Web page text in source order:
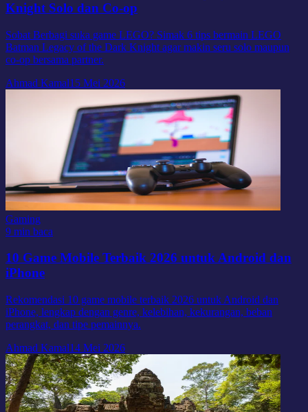
Knight Solo dan Co-op
Sobat Berbagi suka game LEGO? Simak 6 tips bermain LEGO
Batman Legacy of the Dark Knight agar makin seru solo maupun
co-op bersama partner.
Ahmad Kamal15 Mei 2026
Gaming
9 min baca
10 Game Mobile Terbaik 2026 untuk Android dan
iPhone
Rekomendasi 10 game mobile terbaik 2026 untuk Android dan
iPhone, lengkap dengan genre, kelebihan, kekurangan, beban
perangkat, dan tipe pemainnya.
Ahmad Kamal14 Mei 2026